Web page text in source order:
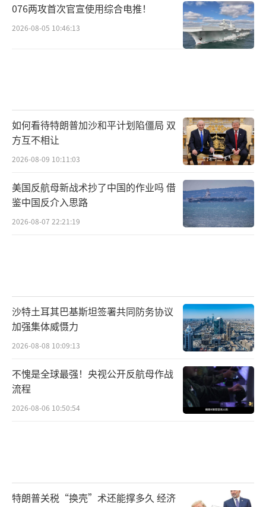
076两攻首次官宣使用综合电推！
2026-08-05 10:46:13
如何看待特朗普加沙和平计划陷僵局 双
方互不相让
2026-08-09 10:11:03
美国反航母新战术抄了中国的作业吗 借
鉴中国反介入思路
2026-08-07 22:21:19
沙特土耳其巴基斯坦签署共同防务协议
加强集体威慑力
2026-08-08 10:09:13
不愧是全球最强！央视公开反航母作战
流程
2026-08-06 10:50:54
特朗普关税“换壳”术还能撑多久 经济